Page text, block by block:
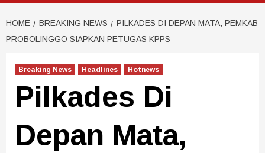
HOME BREAKING NEWS
PILKADES DI DEPAN MATA, PEMKAB
PROBOLINGGO SIAPKAN PETUGAS KPPS
Breaking News Headlines Hotnews
Pilkades Di
Depan Mata,